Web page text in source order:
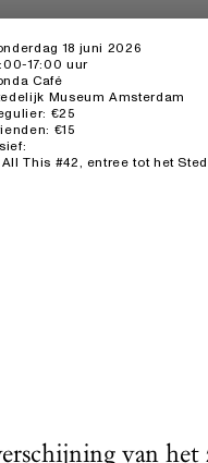
18 juni 2026
17:00 uur
Café
Museum Amsterdam
€25
€15
This #42, entree tot het
van het